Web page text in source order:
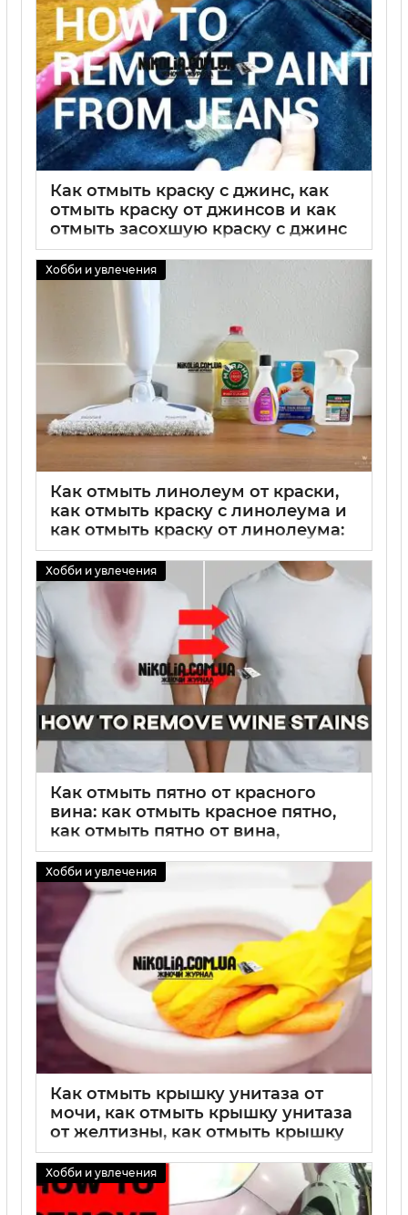
Как отмыть краску с джинс, как
отмыть краску от джинсов и как
отмыть засохшую краску с джинс
— лучшие способы удаления
краски с ткани
Хобби и увлечения
Как отмыть линолеум от краски,
как отмыть краску с линолеума и
как отмыть краску от линолеума:
простые и эффективные способы
очистки
Хобби и увлечения
Как отмыть пятно от красного
вина: как отмыть красное пятно,
как отмыть пятно от вина,
пошаговые способы удаления и
эффективные средства
02 09 2025
Хобби и увлечения
Как отмыть крышку унитаза от
мочи, как отмыть крышку унитаза
от желтизны, как отмыть крышку
унитаза: эффективные методы
чистки, советы и средства
02 09 2025 0
Хобби и увлечения